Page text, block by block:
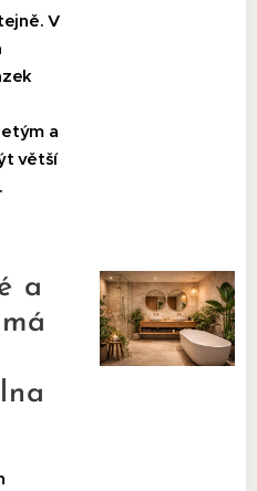
V
a
větší
a